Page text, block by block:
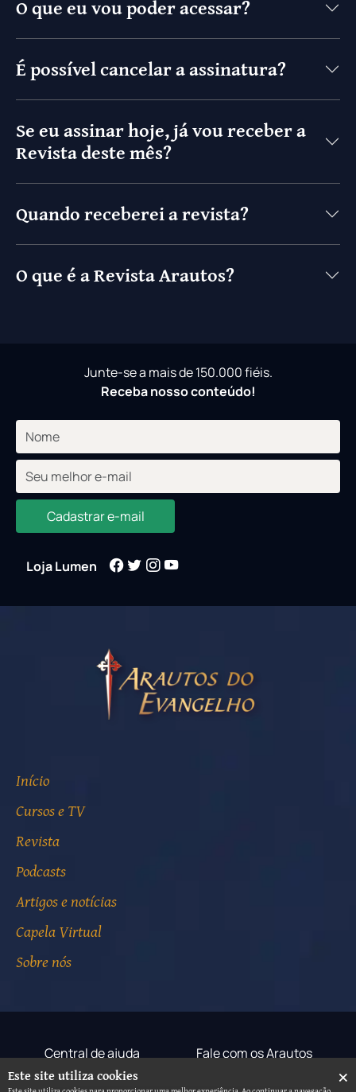
O que eu vou poder acessar?
É possível cancelar a assinatura?
Se eu assinar hoje, já vou receber a
Revista deste mês?
Quando receberei a revista?
O que é a Revista Arautos?
Junte-se a mais de 150.000 fiéis.
Receba nosso conteúdo!
Cadastrar e-mail
Loja Lumen
Início
Cursos e TV
Revista
Podcasts
Artigos e notícias
Capela Virtual
Sobre nós
Central de ajuda Fale com os Arautos
Termos de uso
Este site utiliza cookies ×